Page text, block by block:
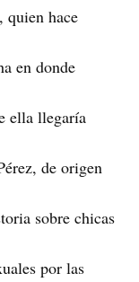
quien hace
en donde
ella llegaría
de origen
sobre chicas
por las